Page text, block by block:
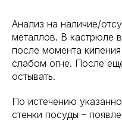
Анализ на наличие/
металлов. В кастрюле
после момента
слабом огне. После
остывать.
По истечению
стенки посуды –